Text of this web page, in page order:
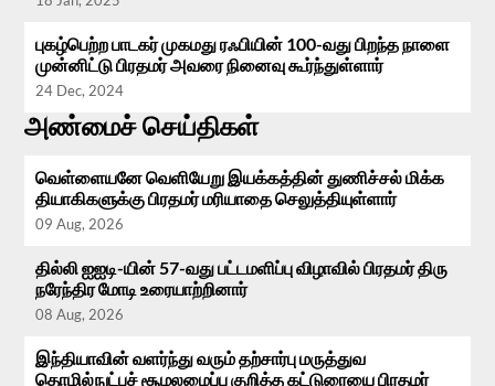
புகழ்பெற்ற பாடகர் முகமது ரஃபியின் 100-வது பிறந்த நாளை
முன்னிட்டு பிரதமர் அவரை நினைவு கூர்ந்துள்ளார்
24 Dec, 2024
அண்மைச் செய்திகள்
வெள்ளையனே வெளியேறு இயக்கத்தின் துணிச்சல் மிக்க
தியாகிகளுக்கு பிரதமர் மரியாதை செலுத்தியுள்ளார்
09 Aug, 2026
தில்லி ஐஐடி-யின் 57-வது பட்டமளிப்பு விழாவில் பிரதமர் திரு
நரேந்திர மோடி உரையாற்றினார்
08 Aug, 2026
இந்தியாவின் வளர்ந்து வரும் தற்சார்பு மருத்துவ
தொழில்நுட்பச் சூழலமைப்பு குறித்த கட்டுரையை பிரதமர்